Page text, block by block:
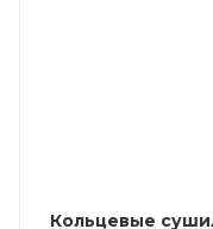
Кольцевые